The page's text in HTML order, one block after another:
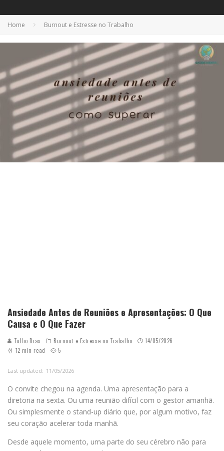
Home Burnout e Estresse no Trabalho
Ansiedade Antes de Reuniões e Apresentações: O Que
Causa e O Que Fazer
Tullio Dias Burnout e Estresse no Trabalho
14/05/2026
12 min read
5
Last updated: 11/05/2026
O convite chegou na agenda. Uma apresentação para a
diretoria na sexta. Ou uma reunião difícil com o gestor amanhã.
Ou simplesmente o stand-up diário que, por algum motivo, faz
seu coração acelerar toda manhã.
Desde aquele momento, uma parte do seu cérebro não para